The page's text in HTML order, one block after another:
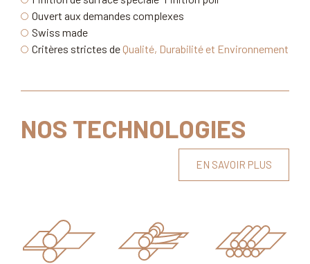
Ouvert aux demandes complexes
Swiss made
Critères strictes deQualité, Durabilité et Environnement
NOS TECHNOLOGIES
EN SAVOIR PLUS